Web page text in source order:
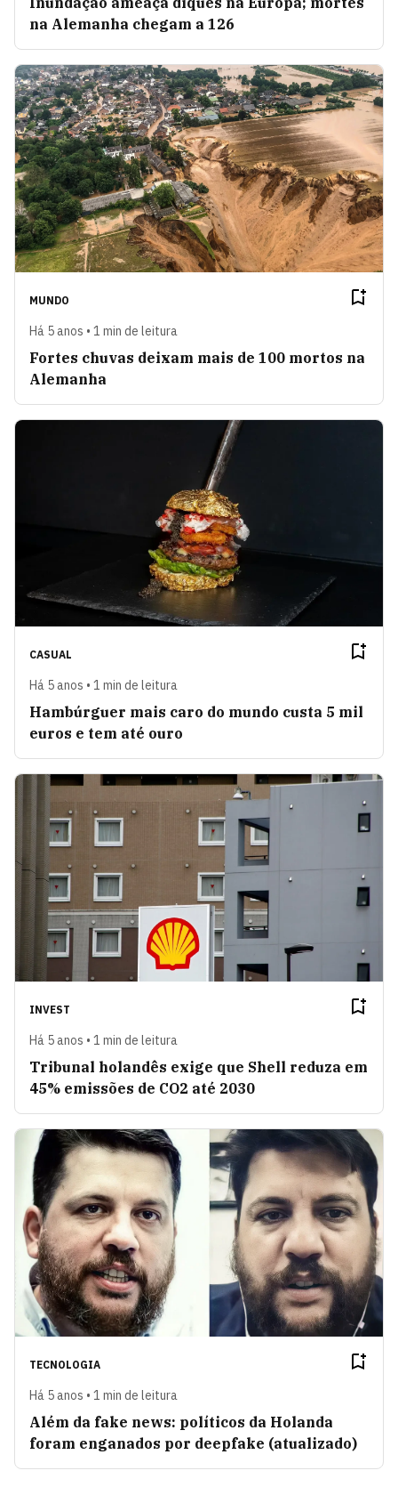
na Alemanha chegam a 126
MUNDO
Há 5 anos • 1 min de leitura
Fortes chuvas deixam mais de 100 mortos na
Alemanha
CASUAL
Há 5 anos • 1 min de leitura
Hambúrguer mais caro do mundo custa 5 mil
euros e tem até ouro
INVEST
Há 5 anos • 1 min de leitura
Tribunal holandês exige que Shell reduza em
45% emissões de CO2 até 2030
TECNOLOGIA
Há 5 anos • 1 min de leitura
Além da fake news: políticos da Holanda
foram enganados por deepfake (atualizado)